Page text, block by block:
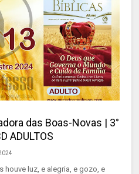
das Boas-Novas | 3°
ADULTOS
houve luz, e alegria, e gozo, e